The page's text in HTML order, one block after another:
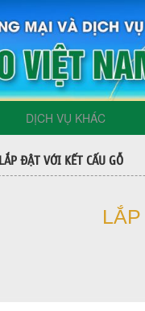
DỊCH VỤ KHÁC
LẮP ĐẶT VỚI KẾT CẤU GỖ